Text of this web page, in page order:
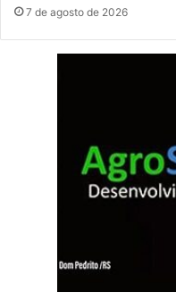
7 de agosto de 2026